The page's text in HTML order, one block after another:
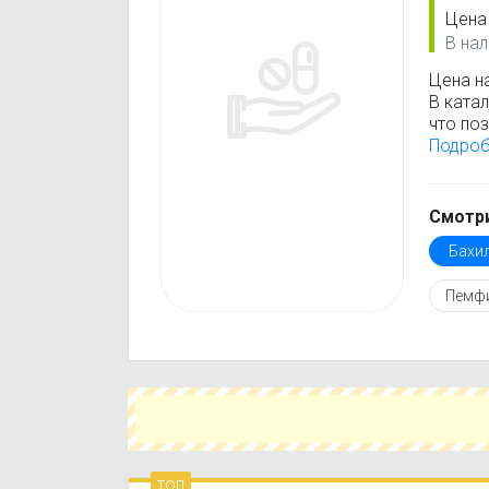
В
Цена
В
что
Перед
цене и
топ